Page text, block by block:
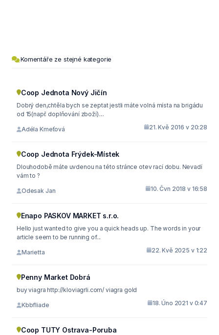
Komentáře ze stejné kategorie
Coop Jednota Nový Jičín
Dobrý den,chtěla bych se zeptat jestli máte volná místa na brigádu
od 15(např. doplňování zboží)....
Adéla Kmeťová 21. Kvě 2016 v 20:28
Coop Jednota Frýdek-Místek
Dlouhodobě máte uvdenou na této stránce otev rací dobu. Nevadí
vám to ?
Odesak Jan 10. Čvn 2018 v 16:58
Enapo PASKOV MARKET s.r.o.
Hello just wanted to give you a quick heads up. The words in your
article seem to be running of...
Marietta 22. Kvě 2025 v 1:22
Penny Market Dobrá
buy viagra http://kloviagrli.com/ viagra gold
Kbbfliade 18. Úno 2021 v 0:47
Coop TUTY Ostrava-Poruba